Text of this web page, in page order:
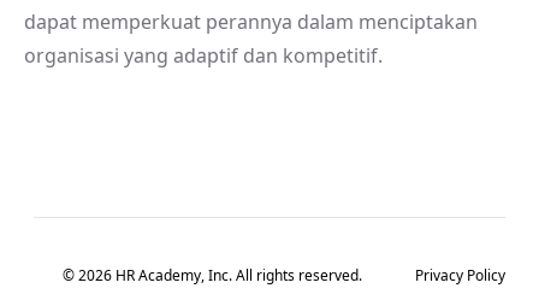
dapat memperkuat perannya dalam menciptakan
organisasi yang adaptif dan kompetitif.
© 2026 HR Academy, Inc. All rights reserved. Privacy Policy